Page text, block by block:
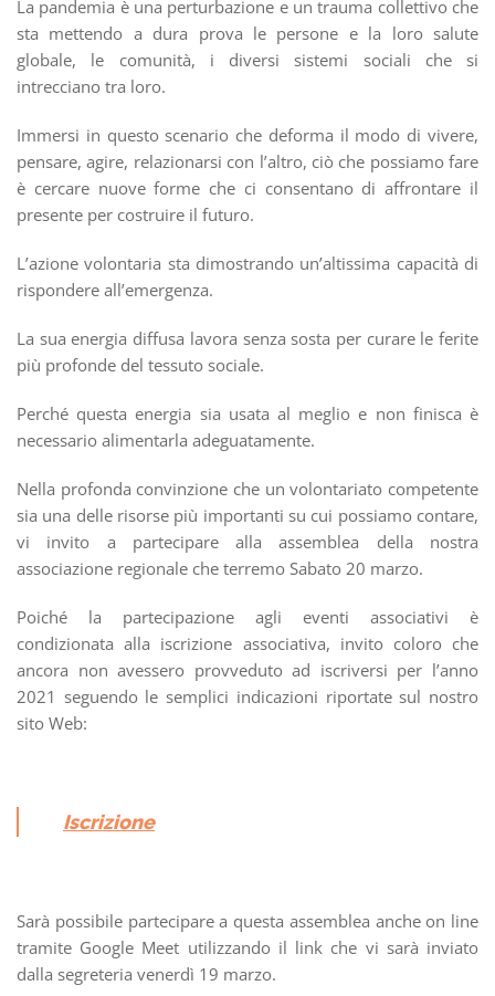
La pandemia è una perturbazione e un trauma collettivo che
sta mettendo a dura prova le persone e la loro salute
globale, le comunità, i diversi sistemi sociali che si
intrecciano tra loro.
Immersi in questo scenario che deforma il modo di vivere,
pensare, agire, relazionarsi con l’altro, ciò che possiamo fare
è cercare nuove forme che ci consentano di affrontare il
presente per costruire il futuro.
L’azione volontaria sta dimostrando un’altissima capacità di
rispondere all’emergenza.
La sua energia diffusa lavora senza sosta per curare le ferite
più profonde del tessuto sociale.
Perché questa energia sia usata al meglio e non finisca è
necessario alimentarla adeguatamente.
Nella profonda convinzione che un volontariato competente
sia una delle risorse più importanti su cui possiamo contare,
vi invito a partecipare alla assemblea della nostra
associazione regionale che terremo Sabato 20 marzo.
Poiché la partecipazione agli eventi associativi è
condizionata alla iscrizione associativa, invito coloro che
ancora non avessero provveduto ad iscriversi per l’anno
2021 seguendo le semplici indicazioni riportate sul nostro
sito Web:
Iscrizione
Sarà possibile partecipare a questa assemblea anche on line
tramite Google Meet utilizzando il link che vi sarà inviato
dalla segreteria venerdì 19 marzo.